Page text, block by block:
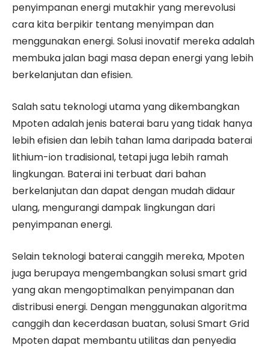
penyimpanan energi mutakhir yang merevolusi
cara kita berpikir tentang menyimpan dan
menggunakan energi. Solusi inovatif mereka adalah
membuka jalan bagi masa depan energi yang lebih
berkelanjutan dan efisien.
Salah satu teknologi utama yang dikembangkan
Mpoten adalah jenis baterai baru yang tidak hanya
lebih efisien dan lebih tahan lama daripada baterai
lithium-ion tradisional, tetapi juga lebih ramah
lingkungan. Baterai ini terbuat dari bahan
berkelanjutan dan dapat dengan mudah didaur
ulang, mengurangi dampak lingkungan dari
penyimpanan energi.
Selain teknologi baterai canggih mereka, Mpoten
juga berupaya mengembangkan solusi smart grid
yang akan mengoptimalkan penyimpanan dan
distribusi energi. Dengan menggunakan algoritma
canggih dan kecerdasan buatan, solusi Smart Grid
Mpoten dapat membantu utilitas dan penyedia